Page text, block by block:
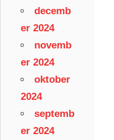
decemb
er 2024
novemb
er 2024
oktober
2024
septemb
er 2024